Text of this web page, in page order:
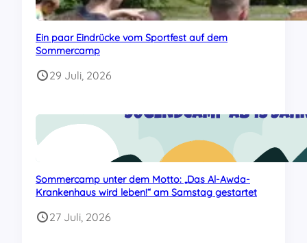
Ein paar Eindrücke vom Sportfest auf dem
Sommercamp
29 Juli, 2026
Sommercamp unter dem Motto: „Das Al-Awda-
Krankenhaus wird leben!“ am Samstag gestartet
27 Juli, 2026